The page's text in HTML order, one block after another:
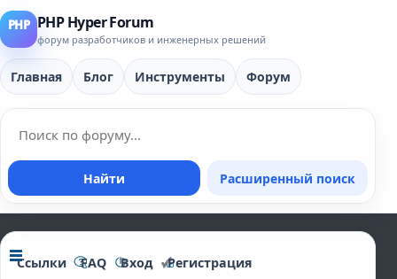
PHP Hyper Forum
форум разработчиков и инженерных решений
Главная Блог Инструменты Форум
Найти Расширенный поиск
Ссылки FAQ Вход
Регистрация